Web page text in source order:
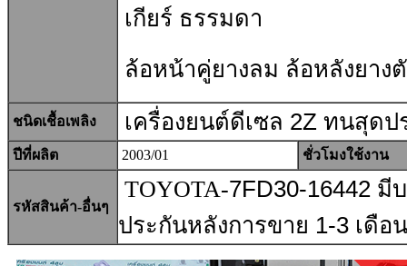
เกียร์ ธรรมดา
ล้อหน้าคู่ยางลม ล้อหลังยาง
ชนิดเชื้อเพลิง เครื่องยนต์ดีเซล 2Z ทนสุดป
ปีที่ผลิต 2003/01 ชั่วโมงใช้งาน
รหัสสินค้า-อื่นๆ
TOYOTA-7FD30-16442 มี
ประกันหลังการขาย 1-3 เดือน